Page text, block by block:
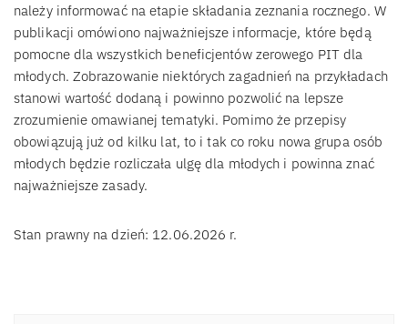
należy informować na etapie składania zeznania rocznego. W
publikacji omówiono najważniejsze informacje, które będą
pomocne dla wszystkich beneficjentów zerowego PIT dla
młodych. Zobrazowanie niektórych zagadnień na przykładach
stanowi wartość dodaną i powinno pozwolić na lepsze
zrozumienie omawianej tematyki. Pomimo że przepisy
obowiązują już od kilku lat, to i tak co roku nowa grupa osób
młodych będzie rozliczała ulgę dla młodych i powinna znać
najważniejsze zasady.
Stan prawny na dzień: 12.06.2026 r.